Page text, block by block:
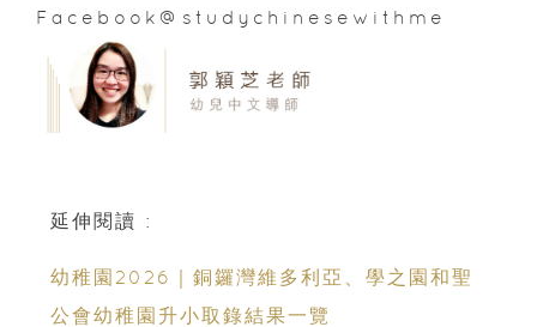
Facebook@studychinesewithme
延伸閱讀 :
幼稚園2026｜銅鑼灣維多利亞、學之園和聖
公會幼稚園升小取錄結果一覽